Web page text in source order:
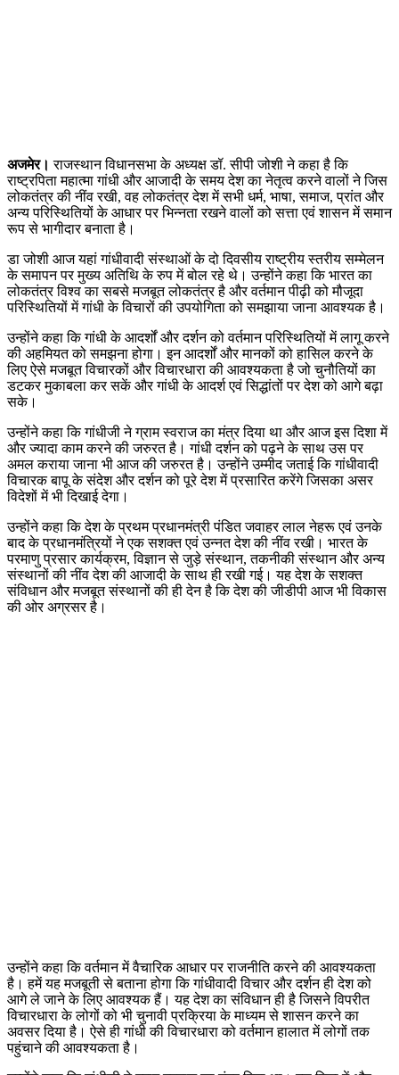
अजमेर। राजस्थान विधानसभा के अध्यक्ष डॉ. सीपी जोशी ने कहा है कि
राष्ट्रपिता महात्मा गांधी और आजादी के समय देश का नेतृत्व करने वालों ने जिस
लोकतंत्र की नींव रखी, वह लोकतंत्र देश में सभी धर्म, भाषा, समाज, प्रांत और
अन्य परिस्थितियों के आधार पर भिन्नता रखने वालों को सत्ता एवं शासन में समान
रूप से भागीदार बनाता है।
डा जोशी आज यहां गांधीवादी संस्थाओं के दो दिवसीय राष्ट्रीय स्तरीय सम्मेलन
के समापन पर मुख्य अतिथि के रुप में बोल रहे थे। उन्होंने कहा कि भारत का
लोकतंत्र विश्व का सबसे मजबूत लोकतंत्र है और वर्तमान पीढ़ी को मौजूदा
परिस्थितियों में गांधी के विचारों की उपयोगिता को समझाया जाना आवश्यक है।
उन्होंने कहा कि गांधी के आदर्शों और दर्शन को वर्तमान परिस्थितियों में लागू करने
की अहमियत को समझना होगा। इन आदर्शों और मानकों को हासिल करने के
लिए ऐसे मजबूत विचारकों और विचारधारा की आवश्यकता है जो चुनौतियों का
डटकर मुकाबला कर सकें और गांधी के आदर्श एवं सिद्धांतों पर देश को आगे बढ़ा
सके।
उन्होंने कहा कि गांधीजी ने ग्राम स्वराज का मंत्र दिया था और आज इस दिशा में
और ज्यादा काम करने की जरुरत है। गांधी दर्शन को पढ़ने के साथ उस पर
अमल कराया जाना भी आज की जरुरत है। उन्होंने उम्मीद जताई कि गांधीवादी
विचारक बापू के संदेश और दर्शन को पूरे देश में प्रसारित करेंगे जिसका असर
विदेशों में भी दिखाई देगा।
उन्होंने कहा कि देश के प्रथम प्रधानमंत्री पंडित जवाहर लाल नेहरू एवं उनके
बाद के प्रधानमंत्रियों ने एक सशक्त एवं उन्नत देश की नींव रखी। भारत के
परमाणु प्रसार कार्यक्रम, विज्ञान से जुड़े संस्थान, तकनीकी संस्थान और अन्य
संस्थानों की नींव देश की आजादी के साथ ही रखी गई। यह देश के सशक्त
संविधान और मजबूत संस्थानों की ही देन है कि देश की जीडीपी आज भी विकास
की ओर अग्रसर है।
उन्होंने कहा कि वर्तमान में वैचारिक आधार पर राजनीति करने की आवश्यकता
है। हमें यह मजबूती से बताना होगा कि गांधीवादी विचार और दर्शन ही देश को
आगे ले जाने के लिए आवश्यक हैं। यह देश का संविधान ही है जिसने विपरीत
विचारधारा के लोगों को भी चुनावी प्रक्रिया के माध्यम से शासन करने का
अवसर दिया है। ऐसे ही गांधी की विचारधारा को वर्तमान हालात में लोगों तक
पहुंचाने की आवश्यकता है।